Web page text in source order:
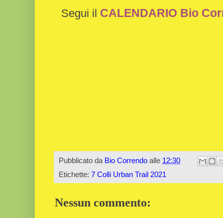
Segui il CALENDARIO Bio
Pubblicato da Bio Correndo alle 12:30
Etichette: 7 Colli Urban Trail 2021
Nessun commento: